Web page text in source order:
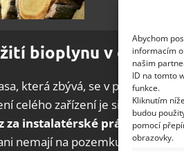
Abychom
informacím
našim
ID na tomto
funkce.
Kliknutím
budou
pomocí
obrazovky.
bioplynu v
která zbývá, se v podstatě
celého zařízení je sice
za instalatérské práce a
nemají na pozemku dostatek